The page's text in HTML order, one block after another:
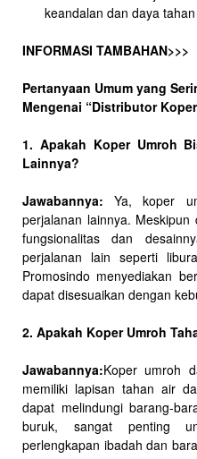
keandalan dan daya
INFORMASI TAMBAHAN>>>
Pertanyaan Umum yang
Mengenai “Distributor
1. Apakah Koper Umroh
Lainnya?
Jawabannya: Ya, koper
perjalanan lainnya.
fungsionalitas dan
perjalanan lain seperti
Promosindo menyediakan
dapat disesuaikan dengan
2. Apakah Koper Umroh
Jawabannya:Koper umroh
memiliki lapisan tahan air
dapat melindungi barang-
buruk, sangat penting
perlengkapan ibadah dan